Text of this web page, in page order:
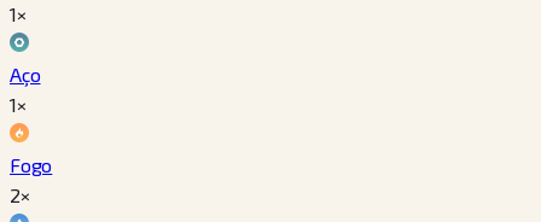
1×
Aço
1×
Fogo
2×